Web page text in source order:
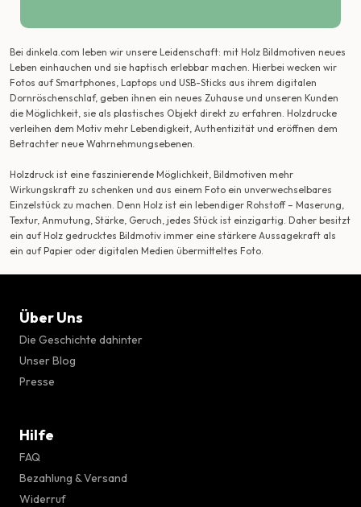
Bei dinkela.com leben wir unsere Leidenschaft: mit Holz Bildmotiven neues
Leben einhauchen und sie haptisch erlebbar machen. Hierbei wecken wir
Fotos auf Smartphones, Laptops und USB-Sticks aus ihrem digitalen
Dornröschenschlaf, geben ihnen ein neues Zuhause und unseren Kunden
die Möglichkeit, sie als plastisches Objekt direkt zu erfahren. Holzdrucke
verleihen dem Motiv mehr Lebendigkeit, Authentizität und eröffnen dem
Betrachter neue Wahrnehmungsebenen.
Holzdruck ist eine faszinierende Möglichkeit, Bildmotiven mehr
Wirkungskraft zu schenken und aus einem Foto ein unverwechselbares
Einzelstück zu machen. Denn Holz ist ein lebendiger Rohstoff – Maserung,
Textur, Anmutung, Stärke, Geruch, jedes Stück ist einzigartig. Daher besitzt
ein auf Holz gedrucktes Bildmotiv immer eine stärkere Aussagekraft als
ein auf Papier oder digitalen Medien übermitteltes Foto.
Über Uns
Die Geschichte dahinter
Unser Blog
Presse
Hilfe
FAQ
Bezahlung & Versand
Widerruf